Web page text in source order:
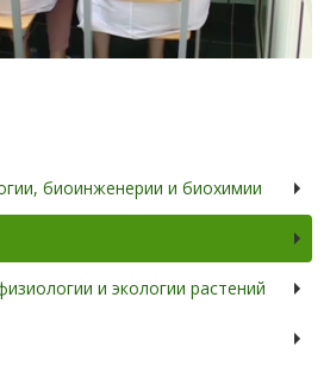
биоинженерии и биохимии
и экологии растений